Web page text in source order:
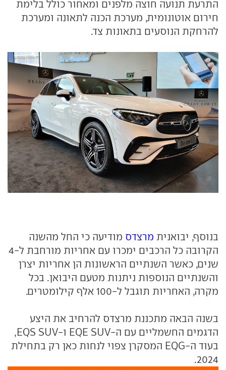
התרעת תנועה חוצה מלפנים ומאחור כולל בלימת
חירום אוטונומית, מערכת הכנה לתאונה ומערכת
להרחקת הנוסעים בתאונות צד.
בנוסף, יבואנית מרצדס מודיעה כי החל מהשנה
הקרובה כל הרכבים ימכרו עם אחריות מורחבת ל-4
שנים, כאשר השנתיים הראשונות הן אחריות יצרן
והשנתיים הנוספות ניתנות מטעם היבואן. בכל
מקרה, האחריות תוגבל ל-100 אלף קילומטרים.
בשנה הבאה מתכננת מרצדס להרחיב את היצע
הדגמים החשמליים עם ה-EQE SUV ו-EQS SUV,
בעוד ה-EQG המסקרן צפוי לנחות כאן רק בתחילת
2024.